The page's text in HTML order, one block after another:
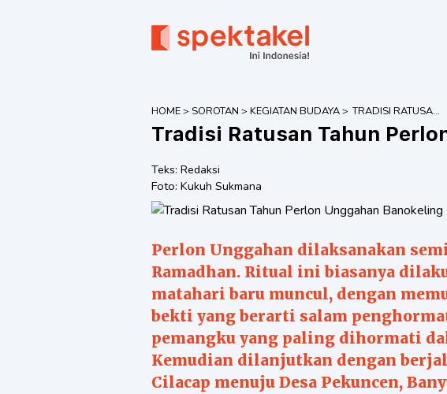
HOME> SOROTAN > KEGIATAN BUDAYA> TRADISI RATUSAN
TAHUN PERLON
UNGGAHAN
Tradisi Ratusan Tahun
Teks: Redaksi
Foto: Kukuh Sukmana
Perlon Unggahan dilaksanakan
Ramadhan. Ritual ini biasanya
matahari baru muncul, dengan
bekti yang berarti salam
pemangku yang paling dihormati
Kemudian dilanjutkan dengan
Cilacap menuju Desa Pekuncen,